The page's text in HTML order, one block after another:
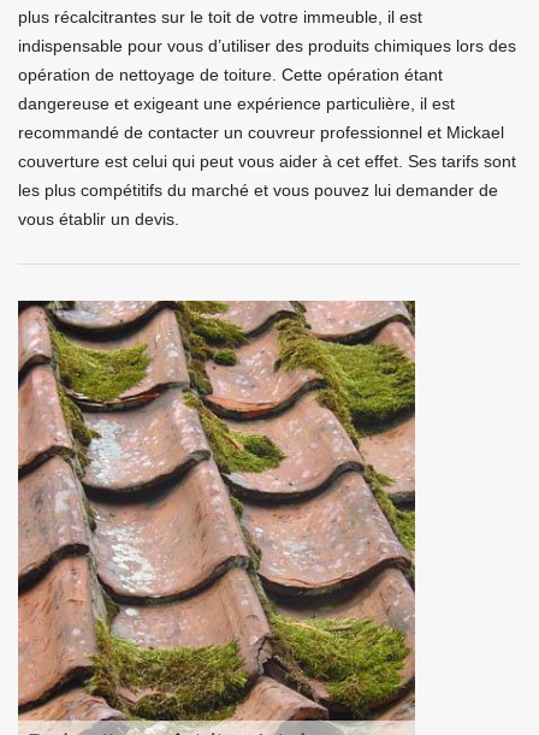
plus récalcitrantes sur le toit de votre immeuble, il est
indispensable pour vous d’utiliser des produits chimiques lors des
opération de nettoyage de toiture. Cette opération étant
dangereuse et exigeant une expérience particulière, il est
recommandé de contacter un couvreur professionnel et Mickael
couverture est celui qui peut vous aider à cet effet. Ses tarifs sont
les plus compétitifs du marché et vous pouvez lui demander de
vous établir un devis.